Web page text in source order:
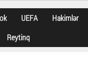
UEFA
Hakimlər
Reytinq